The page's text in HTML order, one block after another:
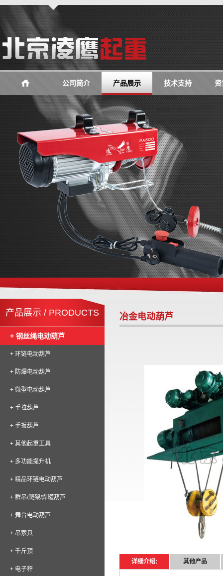
公司简介 产品展示 技术支持
产品展示 / PRODUCTS
+ 钢丝绳电动葫芦
+ 环链电动葫芦
+ 防爆电动葫芦
+ 微型电动葫芦
+ 手拉葫芦
+ 手扳葫芦
+ 其他起重工具
+ 多功能提升机
+ 精品环链电动葫芦
+ 群吊/爬架/焊罐葫芦
+ 舞台电动葫芦
+ 吊索具
+ 千斤顶
+ 电子秤
冶金电动葫芦
详细介绍: 其他产品